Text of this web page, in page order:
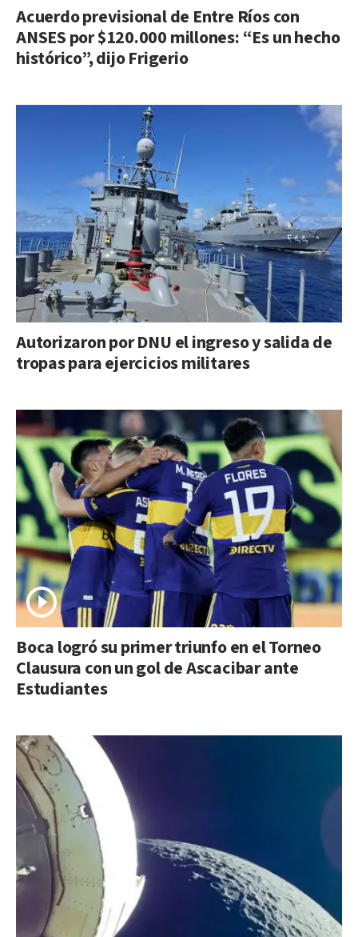
Acuerdo previsional de Entre Ríos con
ANSES por $120.000 millones: “Es un hecho
histórico”, dijo Frigerio
Autorizaron por DNU el ingreso y salida de
tropas para ejercicios militares
Boca logró su primer triunfo en el Torneo
Clausura con un gol de Ascacibar ante
Estudiantes